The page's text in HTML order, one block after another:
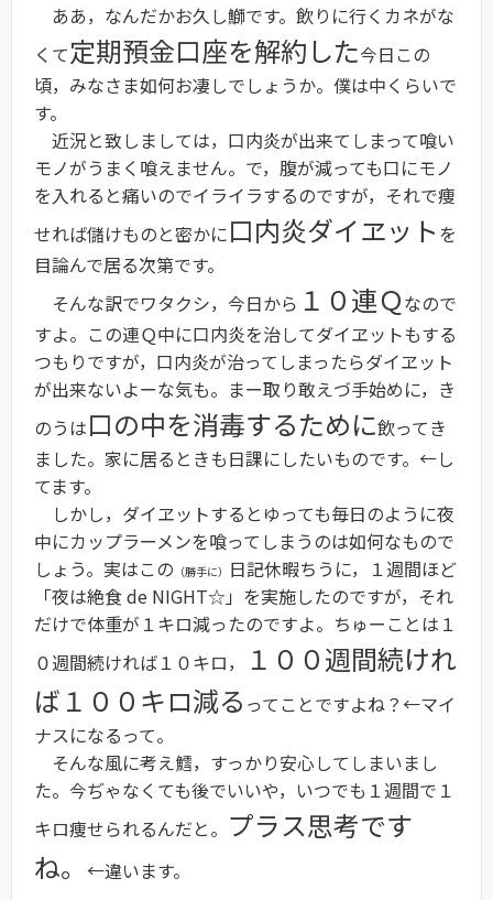
ああ，なんだかお久し鰤です。飲りに行くカネがな
くて定期預金口座を解約した今日この
頃，みなさま如何お凄しでしょうか。僕は中くらいで
す。
近況と致しましては，口内炎が出来てしまって喰い
モノがうまく喰えません。で，腹が減っても口にモノ
を入れると痛いのでイライラするのですが，それで痩
せれば儲けものと密かに口内炎ダイヱット を
目論んで居る次第です。
そんな訳でワタクシ，今日から １０連Ｑなので
すよ。この連Ｑ中に口内炎を治してダイヱットもする
つもりですが，口内炎が治ってしまったらダイヱット
が出来ないよーな気も。まー取り敢えづ手始めに，き
のうは口の中を消毒するために飲ってき
ました。家に居るときも日課にしたいものです。←し
てます。
しかし，ダイヱットするとゆっても毎日のように夜
中にカップラーメンを喰ってしまうのは如何なもので
しょう。実はこの （勝手に） 日記休暇ちうに，１週間ほど
「夜は絶食 de NIGHT☆」を実施したのですが，それ
だけで体重が１キロ減ったのですよ。ちゅーことは１
０週間続ければ１０キロ，
１００週間続けれ
ば１００キロ減る ってことですよね？←マイ
ナスになるって。
そんな風に考え鱈，すっかり安心してしまいまし
た。今ぢゃなくても後でいいや，いつでも１週間で１
キロ痩せられるんだと。 プラス思考です
ね。
←違います。